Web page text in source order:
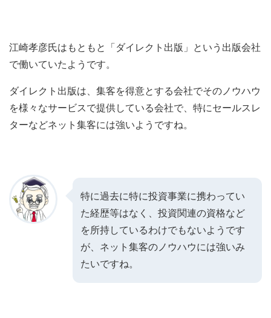
江崎孝彦氏はもともと「ダイレクト出版」という出版会社
で働いていたようです。
ダイレクト出版は、集客を得意とする会社でそのノウハウ
を様々なサービスで提供している会社で、特にセールスレ
ターなどネット集客には強いようですね。
特に過去に特に投資事業に携わってい
た経歴等はなく、投資関連の資格など
を所持しているわけでもないようです
が、ネット集客のノウハウには強いみ
たいですね。